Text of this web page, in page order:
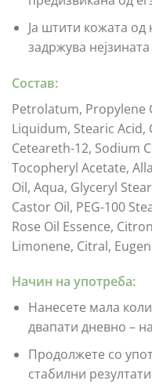
Ја штити кожата од
задржува
Состав:
Petrolatum, Propylene
Liquidum, Stearic
Ceteareth-12, Sodium
Tocopheryl Acetate,
Oil, Aqua, Glyceryl
Castor Oil, PEG-100
Rose Oil Essence,
Limonene, Citral,
Начин на употреба:
Нанесете мала
двапати дневно –
Продолжете со
стабилни